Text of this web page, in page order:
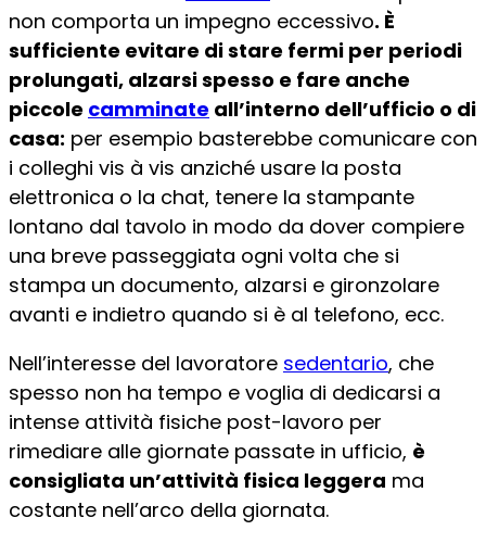
non comporta un impegno eccessivo. È
sufficiente evitare di stare fermi per periodi
prolungati, alzarsi spesso e fare anche
piccole camminate all’interno dell’ufficio o di
casa: per esempio basterebbe comunicare con
i colleghi vis à vis anziché usare la posta
elettronica o la chat, tenere la stampante
lontano dal tavolo in modo da dover compiere
una breve passeggiata ogni volta che si
stampa un documento, alzarsi e gironzolare
avanti e indietro quando si è al telefono, ecc.
Nell’interesse del lavoratore sedentario, che
spesso non ha tempo e voglia di dedicarsi a
intense attività fisiche post-lavoro per
rimediare alle giornate passate in ufficio, è
consigliata un’attività fisica leggera ma
costante nell’arco della giornata.